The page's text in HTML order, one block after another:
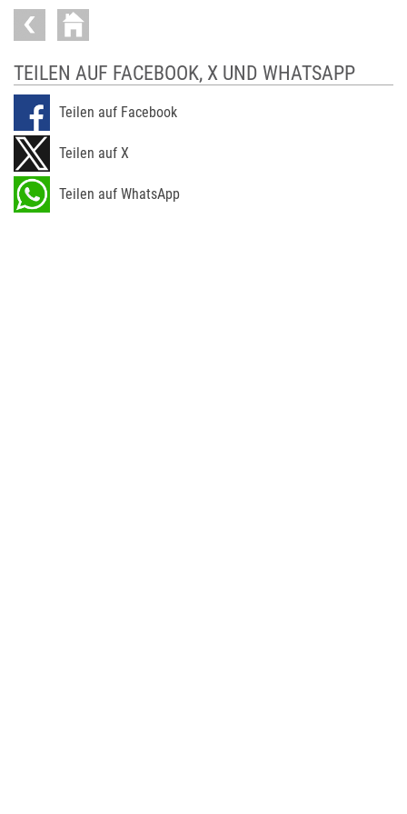
TEILEN AUF FACEBOOK, X UND WHATSAPP
Teilen auf Facebook
Teilen auf X
Teilen auf WhatsApp